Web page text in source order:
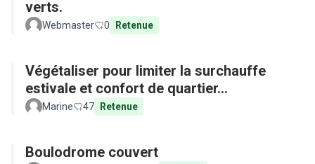
verts.
Webmaster 0 Retenue
Végétaliser pour limiter la surchauffe
estivale et confort de quartier...
Marine 47 Retenue
Boulodrome couvert